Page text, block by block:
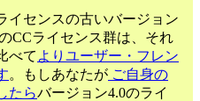
イセンスの古いバージョン
CCライセンス群は、それ
べて よりユーザー・フレン
。もしあなたが ご自身の
たらバージョン4.0のライ